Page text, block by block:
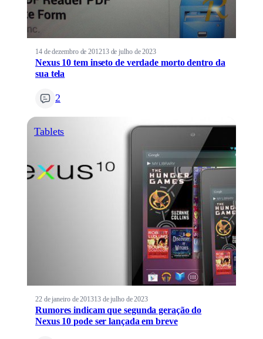
14 de dezembro de 201213 de julho de 2023
Nexus 10 tem inseto de verdade morto dentro da
sua tela
2
Tablets
22 de janeiro de 201313 de julho de 2023
Rumores indicam que segunda geração do
Nexus 10 pode ser lançada em breve